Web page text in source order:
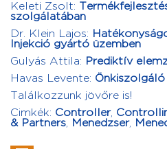
Keleti Zsolt:
szolgálatában
Dr. Klein Lajos:
Injekció gyártó üzemben
Gulyás Attila: Prediktív
Havas Levente:
Találkozzunk jövőre is!
Cimkék: Controller,
& Partners
Menedzser,